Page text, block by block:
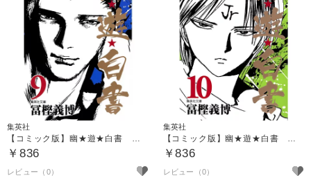
集英社
【コミック版】幽★遊★白書 ９
￥836
集英社
【コミック版】幽★遊★白書 １０
￥836